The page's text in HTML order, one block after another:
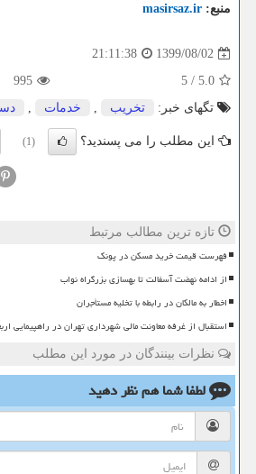
منبع: masirsaz.ir
1399/08/02
21:11:38
5.0
/
5
995
تگهای خبر:
تخریب , خدمات ,
این مطلب را می پسندید؟ (1)
تازه ترین مطالب مرتبط
فهرست قیمت خرید مسکن در پونک
از ادامه نهضت آسفالت تا بهسازی بزرگراه نواب
اخطار به مالکان در رابطه با تخلیه مستأجران
استقبال از غرفه معاونت مالی شهرداری تهران در راهپیمایی
نظرات بینندگان در مورد این مطلب
لطفا شما همنظر دهید